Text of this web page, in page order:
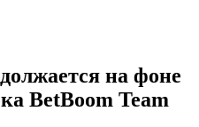
на фоне
BetBoom Team